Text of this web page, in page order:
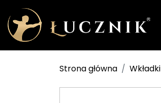
Strona główna Wkładki